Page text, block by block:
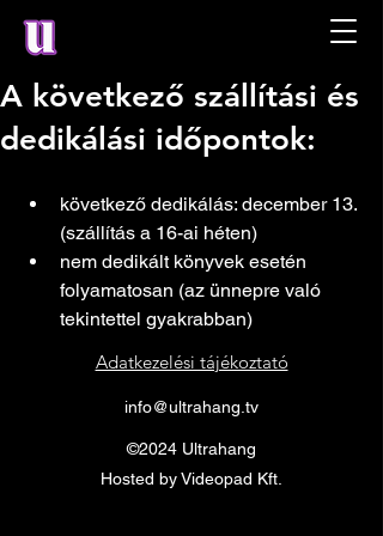
A következő szállítási és
dedikálási időpontok:
következő dedikálás: december 13.
(szállítás a 16-ai héten)
nem dedikált könyvek esetén
folyamatosan (az ünnepre való
tekintettel gyakrabban)
Adatkezelési tájékoztató
info@ultrahang.tv
©2024 Ultrahang
Hosted by Videopad Kft.